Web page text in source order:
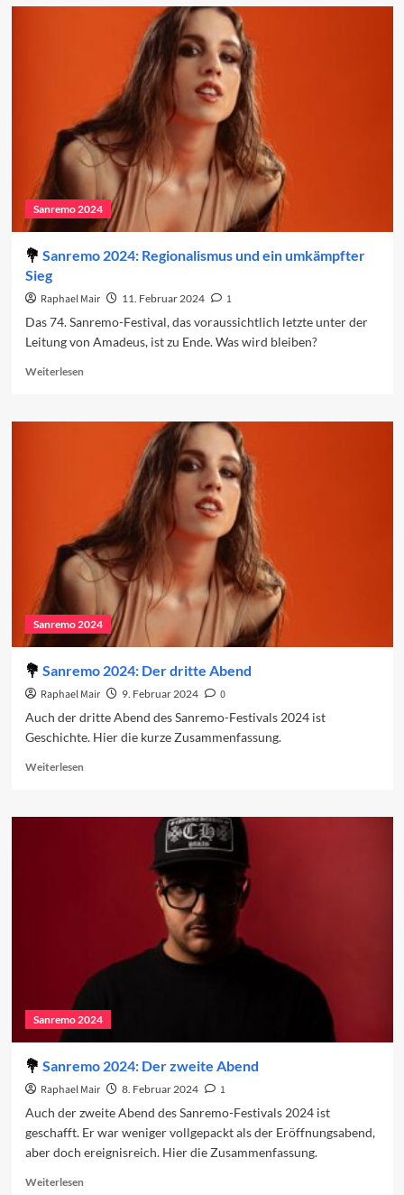
Sanremo
zurück
Sanremo 2024
Sanremo 2024: Regionalismus und ein umkämpfter
Sieg
Raphael Mair 11. Februar 2024
1
Das 74. Sanremo-Festival, das voraussichtlich letzte unter der
Leitung von Amadeus, ist zu Ende. Was wird bleiben?
WeiterlesenRead
Sanremo
Regionalismus
umkämpfter
Sieg
Sanremo 2024
Sanremo 2024: Der dritte Abend
Raphael Mair 9. Februar 2024
0
Auch der dritte Abend des Sanremo-Festivals 2024 ist
Geschichte. Hier die kurze Zusammenfassung.
WeiterlesenRead
Sanremo
Sanremo 2024
Sanremo 2024: Der zweite Abend
Raphael Mair 8. Februar 2024
1
Auch der zweite Abend des Sanremo-Festivals 2024 ist
geschafft. Er war weniger vollgepackt als der Eröffnungsabend,
aber doch ereignisreich. Hier die Zusammenfassung.
WeiterlesenRead